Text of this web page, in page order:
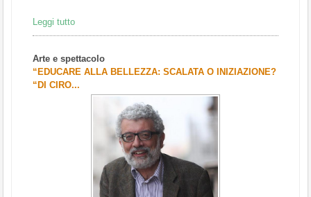
Leggi tutto
Arte e spettacolo
“EDUCARE ALLA BELLEZZA: SCALATA O INIZIAZIONE?
“DI CIRO...